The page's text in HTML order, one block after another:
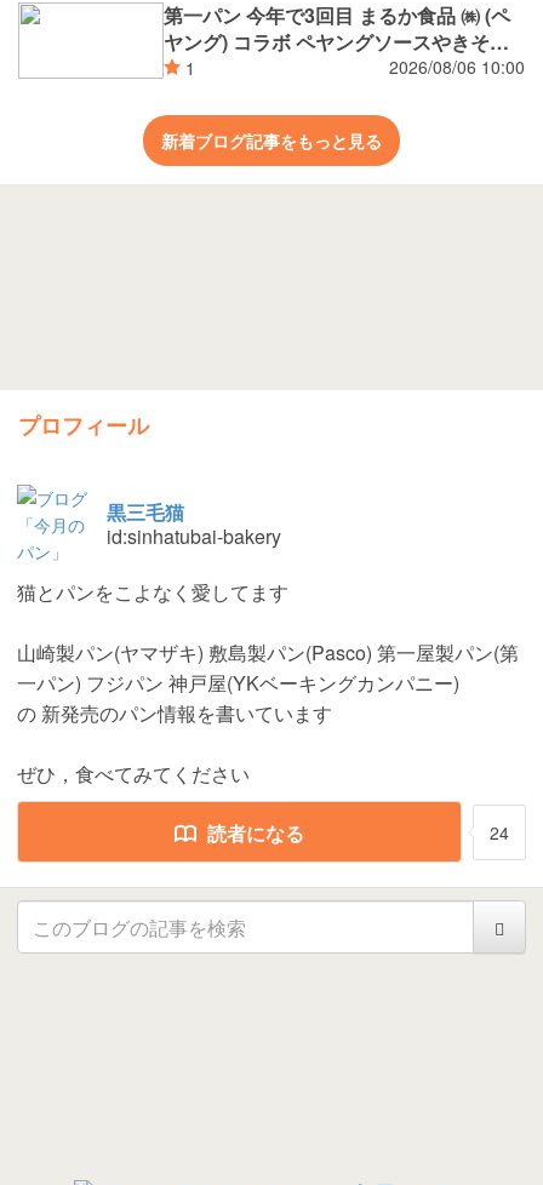
第一パン 今年で3回目 まるか食品 ㈱ (ペ
ヤング) コラボ ペヤングソースやきそば
揚げパン
1 2026/08/06 10:00
新着ブログ記事をもっと見る
プロフィール
黒三毛猫
id:sinhatubai-bakery
猫とパンをこよなく愛してます
山崎製パン(ヤマザキ) 敷島製パン(Pasco) 第一屋製パン(第
一パン) フジパン 神戸屋(YKベーキングカンパニー)
の 新発売のパン情報を書いています
ぜひ，食べてみてください
読者になる 24